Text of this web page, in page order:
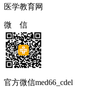
医学教育网
微 信
官方微信med66_cdel